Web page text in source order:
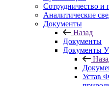
Сотрудничество и
Аналитические
Документы
Назад
Документы
Документы
Устав